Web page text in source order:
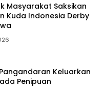
Masyarakat Saksikan
Kuda Indonesia Derby
Keluarkan
Penipuan